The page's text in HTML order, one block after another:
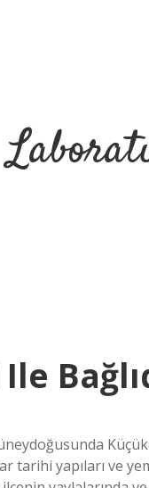
tarihi yapıları ve